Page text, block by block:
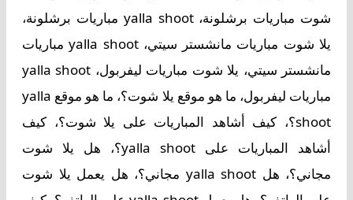
شوت مباريات برشلونة، yalla shoot مباريات برشلونة،
يلا شوت مباريات مانشستر سيتي، yalla shoot مباريات
مانشستر سيتي، يلا شوت مباريات ليفربول، yalla shoot
مباريات ليفربول، ما هو موقع يلا شوت؟، ما هو موقع yalla
shoot؟، كيف أشاهد المباريات على يلا شوت؟، كيف
أشاهد المباريات على yalla shoot؟، هل يلا شوت
مجاني؟، هل yalla shoot مجاني؟، هل يعمل يلا شوت